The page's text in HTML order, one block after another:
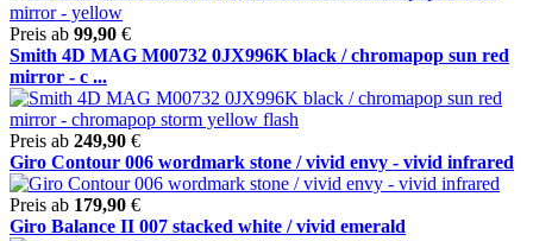
Preis ab 99,90 €
Smith 4D MAG M00732 0JX996K black / chromapop sun red
mirror - c ...
Preis ab 249,90 €
Giro Contour 006 wordmark stone / vivid envy - vivid infrared
Preis ab 179,90 €
Giro Balance II 007 stacked white / vivid emerald